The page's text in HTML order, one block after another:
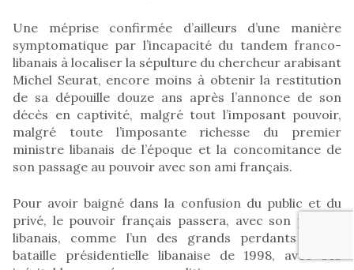
Une méprise confirmée d’ailleurs d’une manière
symptomatique par l’incapacité du tandem franco-
libanais à localiser la sépulture du chercheur arabisant
Michel Seurat, encore moins à obtenir la restitution
de sa dépouille douze ans après l’annonce de son
décès en captivité, malgré tout l’imposant pouvoir,
malgré toute l’imposante richesse du premier
ministre libanais de l’époque et la concomitance de
son passage au pouvoir avec son ami français.
Pour avoir baigné dans la confusion du public et du
privé, le pouvoir français passera, avec son poulain
libanais, comme l’un des grands perdants de la
bataille présidentielle libanaise de 1998, avec ses